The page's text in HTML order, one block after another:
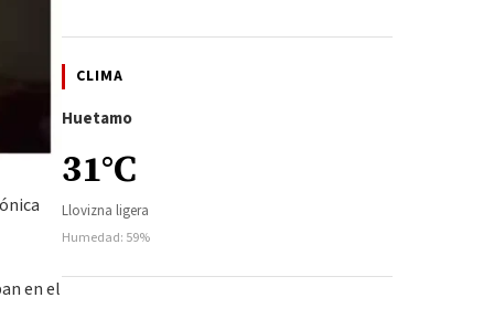
en el
CLIMA
Huetamo
31°C
Llovizna ligera
Humedad: 59%